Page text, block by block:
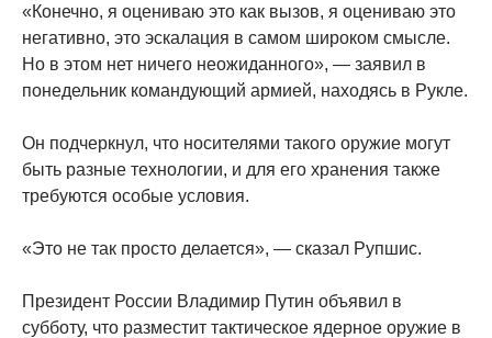
«Конечно, я оцениваю это как вызов, я оцениваю это
негативно, это эскалация в самом широком смысле.
Но в этом нет ничего неожиданного», — заявил в
понедельник командующий армией, находясь в Рукле.
Он подчеркнул, что носителями такого оружие могут
быть разные технологии, и для его хранения также
требуются особые условия.
«Это не так просто делается», — сказал Рупшис.
Президент России Владимир Путин объявил в
субботу, что разместит тактическое ядерное оружие в